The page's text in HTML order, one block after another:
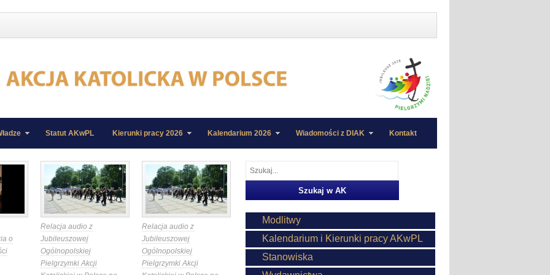
Statut AKwPL Kierunki pracy 2026 Kalendarium 2026 Wiadomości z DIAK Kontakt
o
Relacja audio z
Jubileuszowej
Ogólnopolskiej
Pielgrzymki Akcji
Relacja audio z
Jubileuszowej
Ogólnopolskiej
Pielgrzymki Akcji
Modlitwy
Kalendarium i Kierunki pracy AKwPL
Stanowiska